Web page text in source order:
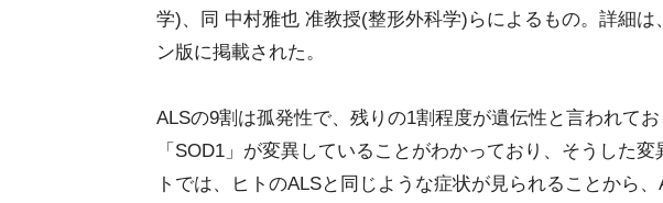
学)、同 中村雅也 准教授(整形外科学)らによるもの。詳細は
ン版に掲載された。
ALSの9割は孤発性で、残りの1割程度が遺伝性と言われて
「SOD1」が変異していることがわかっており、そうした
トでは、ヒトのALSと同じような症状が見られることから